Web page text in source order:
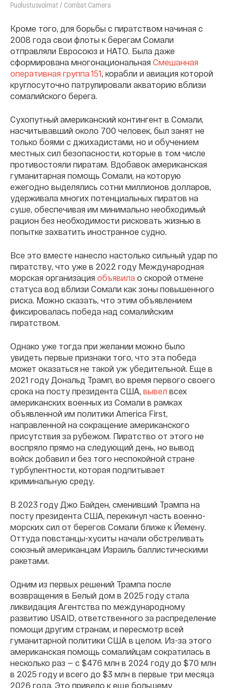
Puolustusvoimat / Combat Camera
Кроме того, для борьбы с пиратством начиная с
2008 года свои флоты к берегам Сомали
отправляли Евросоюз и НАТО. Была даже
сформирована многонациональная Смешанная
оперативная группа 151, корабли и авиация которой
круглосуточно патрулировали акваторию вблизи
сомалийского берега.
Сухопутный американский контингент в Сомали,
насчитывавший около 700 человек, был занят не
только боями с джихадистами, но и обучением
местных сил безопасности, которые в том числе
противостояли пиратам. Вдобавок американская
гуманитарная помощь Сомали, на которую
ежегодно выделялись сотни миллионов долларов,
удерживала многих потенциальных пиратов на
суше, обеспечивая им минимально необходимый
рацион без необходимости рисковать жизнью в
попытке захватить иностранное судно.
Все это вместе нанесло настолько сильный удар по
пиратству, что уже в 2022 году Международная
морская организация объявила о скорой отмене
статуса вод вблизи Сомали как зоны повышенного
риска. Можно сказать, что этим объявлением
фиксировалась победа над сомалийским
пиратством.
Однако уже тогда при желании можно было
увидеть первые признаки того, что эта победа
может оказаться не такой уж убедительной. Еще в
2021 году Дональд Трамп, во время первого своего
срока на посту президента США, вывел всех
американских военных из Сомали в рамках
объявленной им политики America First,
направленной на сокращение американского
присутствия за рубежом. Пиратство от этого не
воспряло прямо на следующий день, но вывод
войск добавил и без того неспокойной стране
турбулентности, которая подпитывает
криминальную среду.
В 2023 году Джо Байден, сменивший Трампа на
посту президента США, перекинул часть военно-
морских сил от берегов Сомали ближе к Йемену.
Оттуда повстанцы-хуситы начали обстреливать
союзный американцам Израиль баллистическими
ракетами.
Одним из первых решений Трампа после
возвращения в Белый дом в 2025 году стала
ликвидация Агентства по международному
развитию USAID, ответственного за распределение
помощи другим странам, и пересмотр всей
гуманитарной политики США в целом. Из-за этого
американская помощь сомалийцам сократилась в
несколько раз — с $476 млн в 2024 году до $70 млн
в 2025 году и всего до $3 млн в первые три месяца
2026 года. Это привело к еще большему